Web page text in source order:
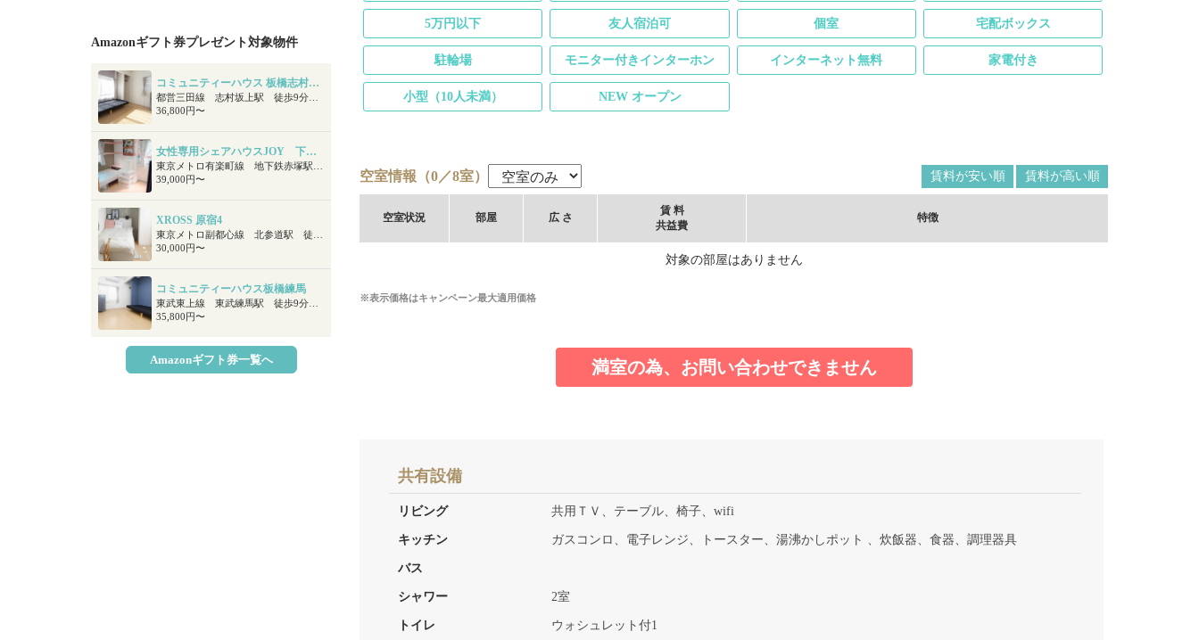
5万円以下 友人宿泊可 個室 宅配ボックス
駐輪場 モニター付きインターホン インターネット無料 家電付き
小型（10人未満） NEW オープン
空室情報（0／8室） 賃料が安い順 賃料が高い順
空室状況 部屋 広 さ
賃 料
共益費
特徴
対象の部屋はありません
※表示価格はキャンペーン最大適用価格
満室の為、お問い合わせできません
共有設備
リビング 共用ＴＶ、テーブル、椅子、wifi
キッチン ガスコンロ、電子レンジ、トースター、湯沸かしポット 、炊飯器、食器、調理器具
バス
シャワー 2室
トイレ ウォシュレット付1
Amazonギフト券プレゼント対象物件
コミュニティーハウス 板橋志村坂上
36,800円〜
女性専用シェアハウスJOY 下赤塚2-4B
39,000円〜
XROSS 原宿4
30,000円〜
コミュニティーハウス板橋練馬
35,800円〜
Amazonギフト券一覧へ